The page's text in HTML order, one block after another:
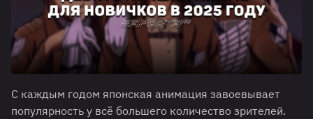
С каждым годом японская анимация завоевывает
популярность у всё большего количество зрителей.